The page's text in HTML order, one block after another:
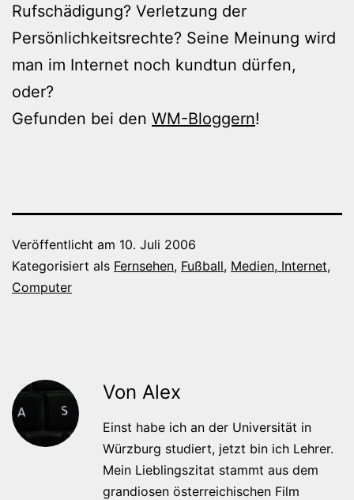
Rufschädigung? Verletzung der
Persönlichkeitsrechte? Seine Meinung wird
man im Internet noch kundtun dürfen,
oder?
Gefunden bei den WM-Bloggern!
Veröffentlicht am 10. Juli 2006
Kategorisiert als Fernsehen, Fußball, Medien, Internet,
Computer
Von Alex
Einst habe ich an der Universität in
Würzburg studiert, jetzt bin ich Lehrer.
Mein Lieblingszitat stammt aus dem
grandiosen österreichischen Film